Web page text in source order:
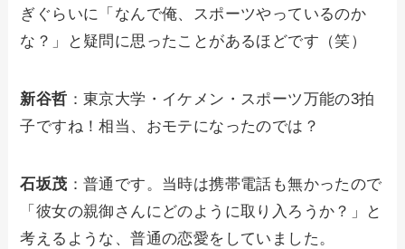
ぎぐらいに「なんで俺、スポーツやっているのか
な？」と疑問に思ったことがあるほどです（笑）
新谷哲 ：東京大学・イケメン・スポーツ万能の3拍
子ですね！相当、おモテになったのでは？
石坂茂 ：普通です。当時は携帯電話も無かったので
「彼女の親御さんにどのように取り入ろうか？」と
考えるような、普通の恋愛をしていました。